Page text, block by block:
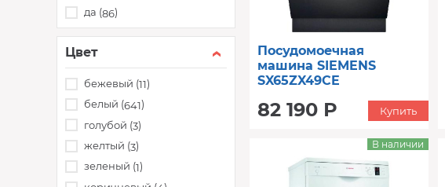
да (86)
Цвет
бежевый (11)
белый (641)
голубой (3)
желтый (3)
зеленый (1)
Посудомоечная
машина SIEMENS
SX65ZX49CE
82 190 Р Купить
В наличии